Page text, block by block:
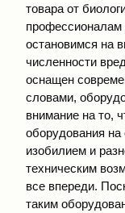
товара от
остановимся на
численности
оснащен
словами,
внимание на то,
оборудования
изобилием и
техническим
все впереди.
таким